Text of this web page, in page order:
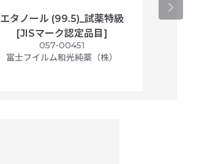
エタノール (99.5)_試薬特級
[JISマーク認定品目]
057-00451
富士フイルム和光純薬（株）
アセトニト